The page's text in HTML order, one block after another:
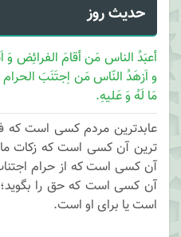
حدیث روز
أعبَدُ الناس مَن أقامَ الفرائِض
و اَزهَدُ النّاس مَن اِجتَنَبَ
مَا لَهُ وَ عَلیهِ.
عابدترین مردم کسی است که
ترین آن کسی است که زکات
آن کسی است که از حرام
آن کسی است که حق را
است یا برای او است.